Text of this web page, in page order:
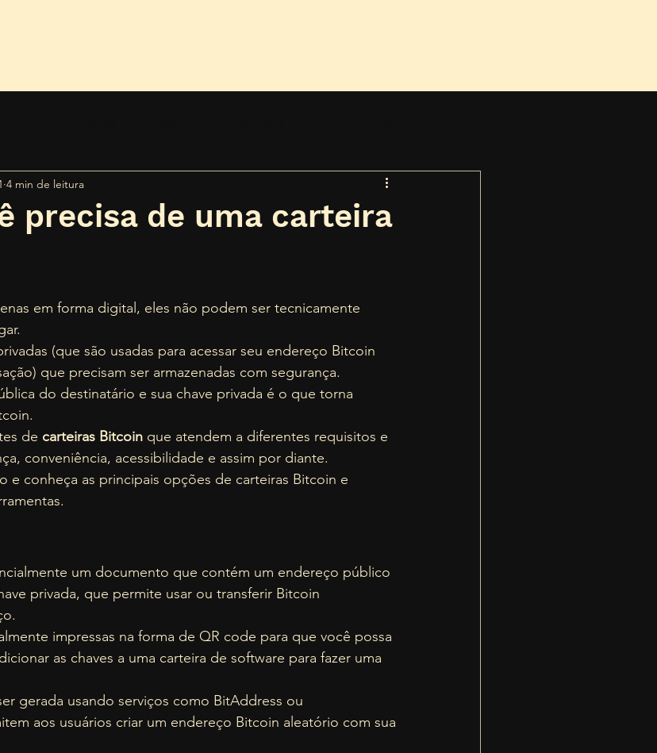
Tendências
precisa de uma carteira
4 min de leitura
em forma digital, eles não podem ser tecnicamente
(que são usadas para acessar seu endereço Bitcoin
que precisam ser armazenadas com segurança.
do destinatário e sua chave privada é o que torna
de carteiras Bitcoin que atendem a diferentes requisitos e
conveniência, acessibilidade e assim por diante.
e conheça as principais opções de carteiras Bitcoin e
um documento que contém um endereço público
privada, que permite usar ou transferir Bitcoin
impressas na forma de QR code para que você possa
as chaves a uma carteira de software para fazer uma
gerada usando serviços como BitAddress ou
aos usuários criar um endereço Bitcoin aleatório com sua